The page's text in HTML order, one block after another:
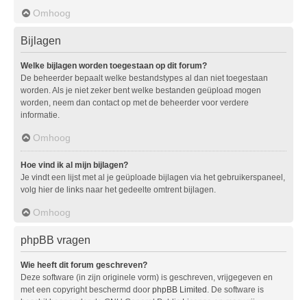
Omhoog
Bijlagen
Welke bijlagen worden toegestaan op dit forum?
De beheerder bepaalt welke bestandstypes al dan niet toegestaan
worden. Als je niet zeker bent welke bestanden geüpload mogen
worden, neem dan contact op met de beheerder voor verdere
informatie.
Omhoog
Hoe vind ik al mijn bijlagen?
Je vindt een lijst met al je geüploade bijlagen via het gebruikerspaneel,
volg hier de links naar het gedeelte omtrent bijlagen.
Omhoog
phpBB vragen
Wie heeft dit forum geschreven?
Deze software (in zijn originele vorm) is geschreven, vrijgegeven en
met een copyright beschermd door phpBB Limited . De software is